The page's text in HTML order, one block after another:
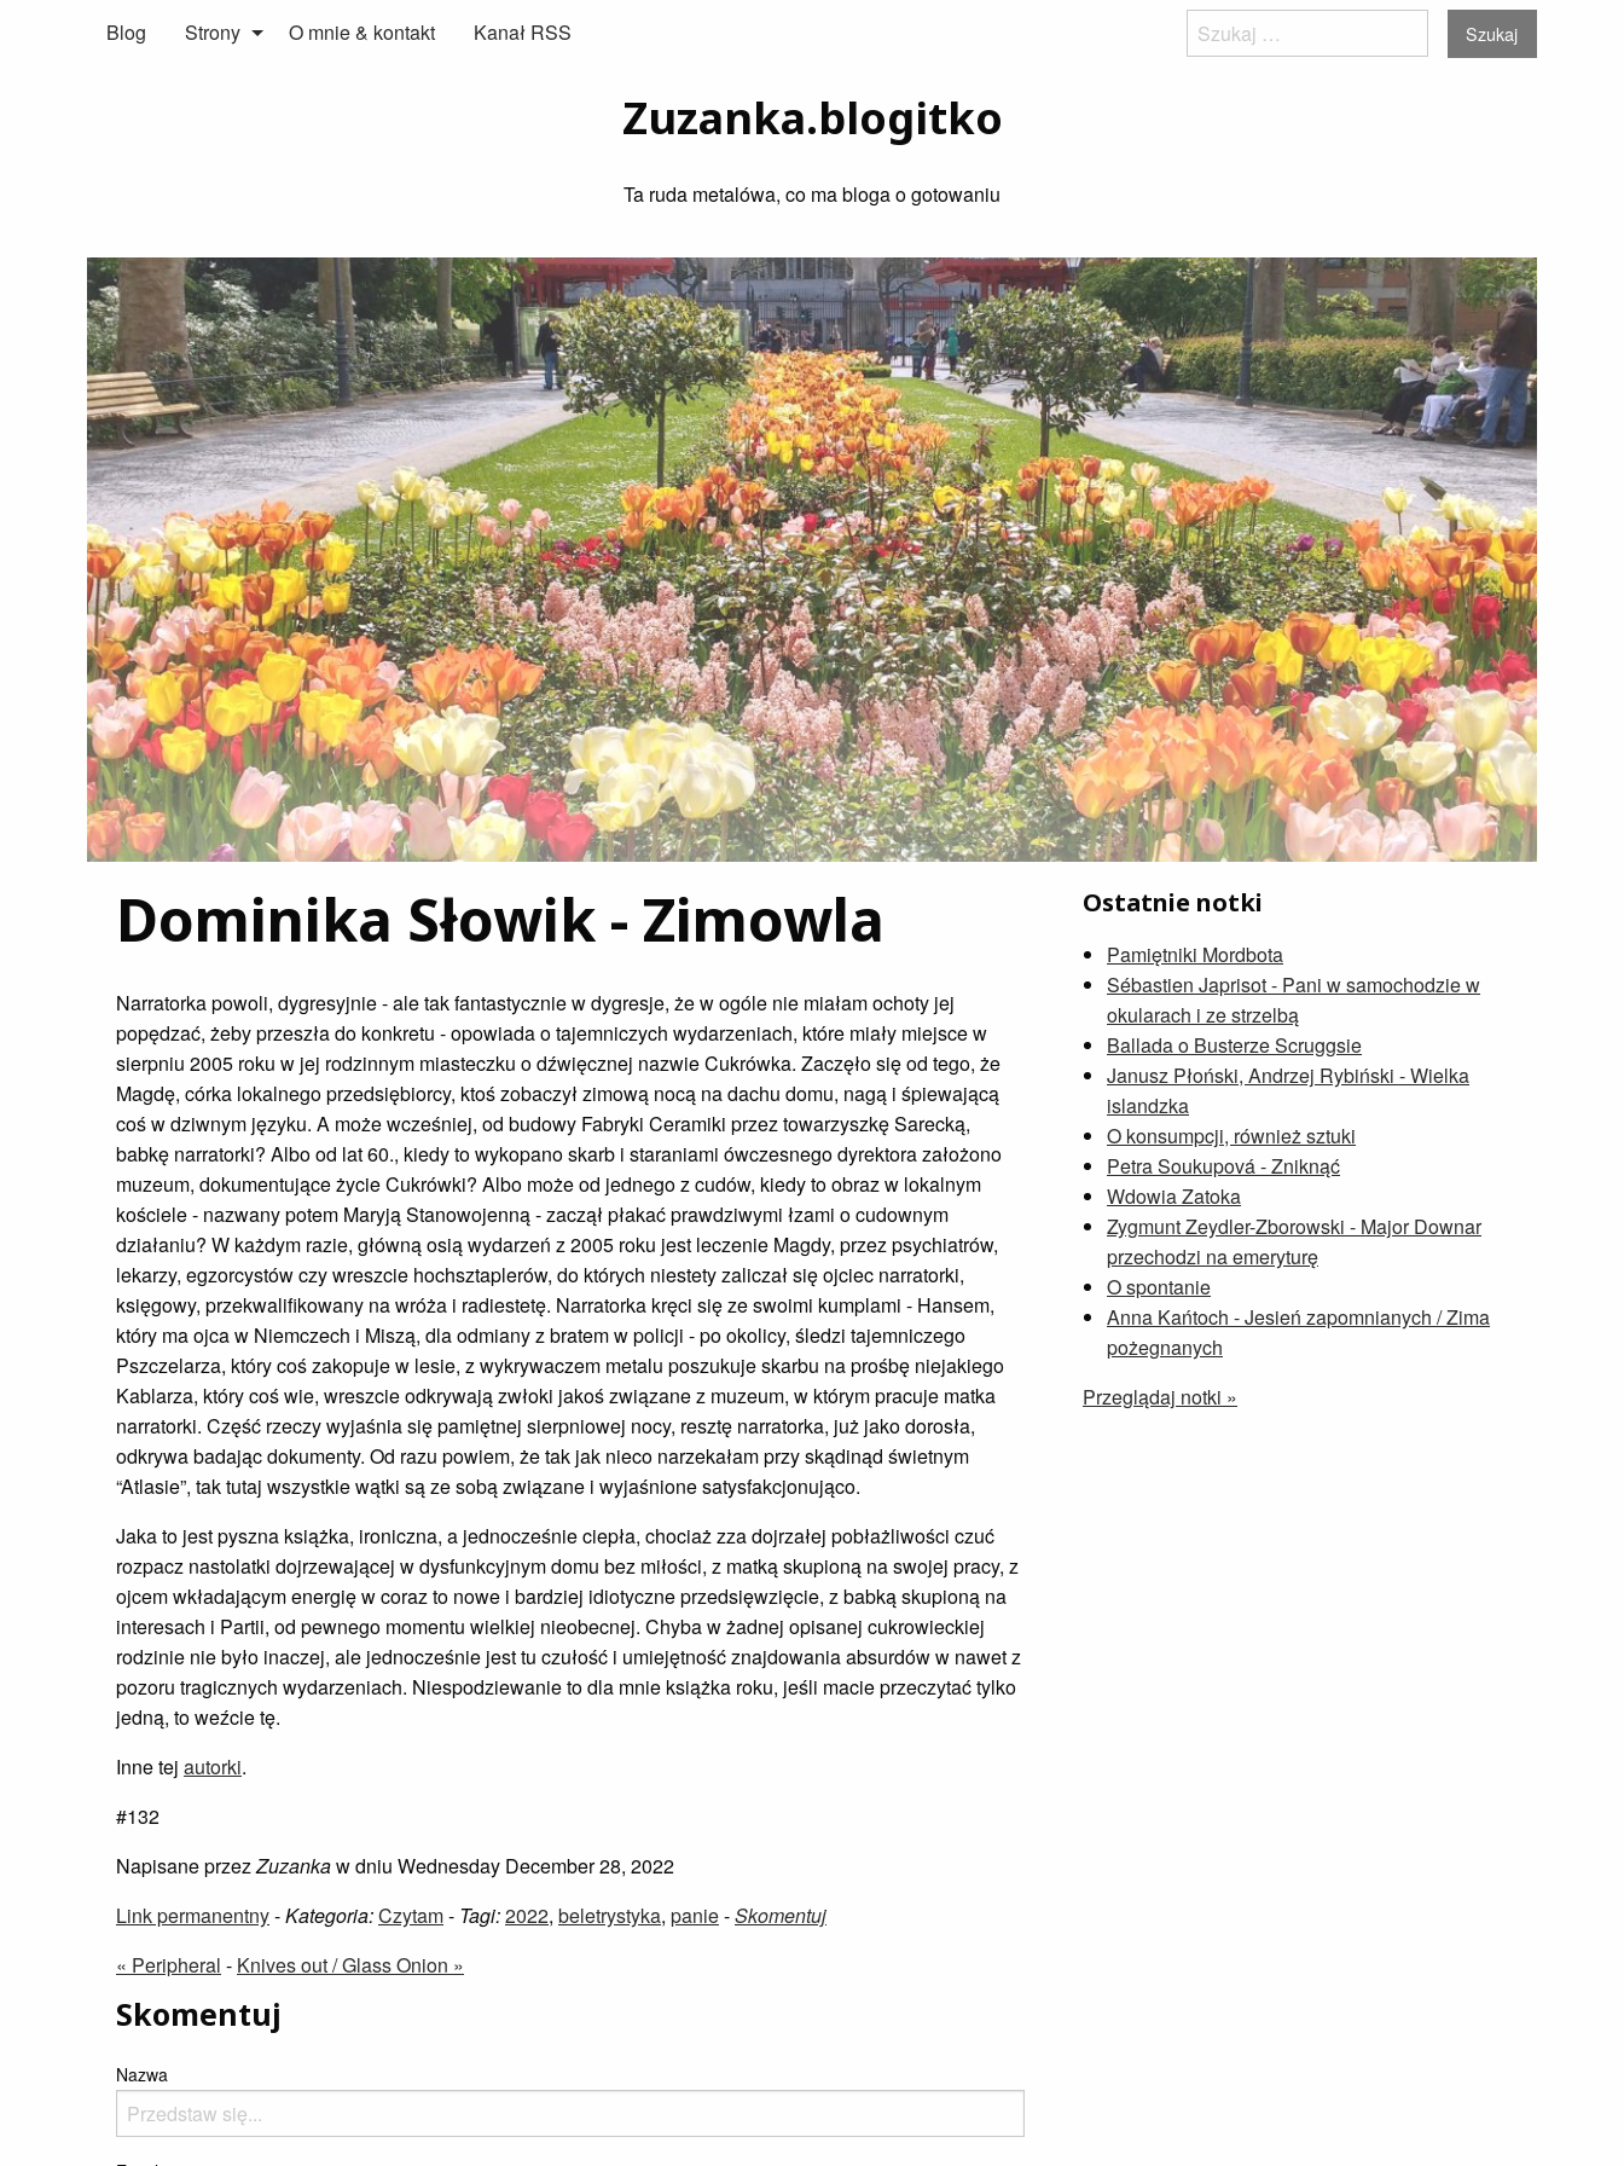
Blog Strony O mnie & kontakt Kanał RSS Szukaj
Zuzanka.blogitko
Ta ruda metalówa, co ma bloga o gotowaniu
Dominika Słowik - Zimowla
Narratorka powoli, dygresyjnie - ale tak fantastycznie w dygresje, że w ogóle nie miałam ochoty jej
popędzać, żeby przeszła do konkretu - opowiada o tajemniczych wydarzeniach, które miały miejsce w
sierpniu 2005 roku w jej rodzinnym miasteczku o dźwięcznej nazwie Cukrówka. Zaczęło się od tego, że
Magdę, córka lokalnego przedsiębiorcy, ktoś zobaczył zimową nocą na dachu domu, nagą i śpiewającą
coś w dziwnym języku. A może wcześniej, od budowy Fabryki Ceramiki przez towarzyszkę Sarecką,
babkę narratorki? Albo od lat 60., kiedy to wykopano skarb i staraniami ówczesnego dyrektora założono
muzeum, dokumentujące życie Cukrówki? Albo może od jednego z cudów, kiedy to obraz w lokalnym
kościele - nazwany potem Maryją Stanowojenną - zaczął płakać prawdziwymi łzami o cudownym
działaniu? W każdym razie, główną osią wydarzeń z 2005 roku jest leczenie Magdy, przez psychiatrów,
lekarzy, egzorcystów czy wreszcie hochsztaplerów, do których niestety zaliczał się ojciec narratorki,
księgowy, przekwalifikowany na wróża i radiestetę. Narratorka kręci się ze swoimi kumplami - Hansem,
który ma ojca w Niemczech i Miszą, dla odmiany z bratem w policji - po okolicy, śledzi tajemniczego
Pszczelarza, który coś zakopuje w lesie, z wykrywaczem metalu poszukuje skarbu na prośbę niejakiego
Kablarza, który coś wie, wreszcie odkrywają zwłoki jakoś związane z muzeum, w którym pracuje matka
narratorki. Część rzeczy wyjaśnia się pamiętnej sierpniowej nocy, resztę narratorka, już jako dorosła,
odkrywa badając dokumenty. Od razu powiem, że tak jak nieco narzekałam przy skądinąd świetnym
“Atlasie”, tak tutaj wszystkie wątki są ze sobą związane i wyjaśnione satysfakcjonująco.
Jaka to jest pyszna książka, ironiczna, a jednocześnie ciepła, chociaż zza dojrzałej pobłażliwości czuć
rozpacz nastolatki dojrzewającej w dysfunkcyjnym domu bez miłości, z matką skupioną na swojej pracy, z
ojcem wkładającym energię w coraz to nowe i bardziej idiotyczne przedsięwzięcie, z babką skupioną na
interesach i Partii, od pewnego momentu wielkiej nieobecnej. Chyba w żadnej opisanej cukrowieckiej
rodzinie nie było inaczej, ale jednocześnie jest tu czułość i umiejętność znajdowania absurdów w nawet z
pozoru tragicznych wydarzeniach. Niespodziewanie to dla mnie książka roku, jeśli macie przeczytać tylko
jedną, to weźcie tę.
Inne tej autorki.
#132
Napisane przezZuzankaw dniu Wednesday December 28, 2022
Link permanentny-Kategoria:Czytam- Tagi:2022, beletrystyka, panie-Skomentuj
« Peripheral - Knives out / Glass Onion »
Skomentuj
Nazwa
Ostatnie notki
Pamiętniki Mordbota
Sébastien Japrisot - Pani w samochodzie w
okularach i ze strzelbą
Ballada o Busterze Scruggsie
Janusz Płoński, Andrzej Rybiński - Wielka
islandzka
O konsumpcji, również sztuki
Petra Soukupová - Zniknąć
Wdowia Zatoka
Zygmunt Zeydler-Zborowski - Major Downar
przechodzi na emeryturę
O spontanie
Anna Kańtoch - Jesień zapomnianych / Zima
pożegnanych
Przeglądaj notki »